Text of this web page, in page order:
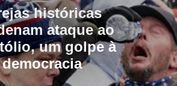
históricas
ataque ao
um golpe à
democracia